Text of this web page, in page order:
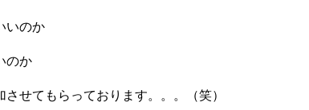
いのか
のか
させてもらっております。。。（笑）